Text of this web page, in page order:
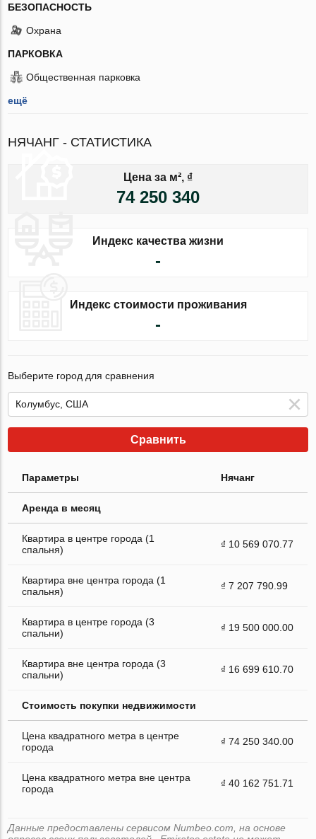
БЕЗОПАСНОСТЬ
Охрана
ПАРКОВКА
Общественная парковка
ещё
НЯЧАНГ - СТАТИСТИКА
Цена за м², ₫
74 250 340
Индекс качества жизни
-
Индекс стоимости проживания
-
Выберите город для сравнения
Сравнить
Параметры Нячанг
Аренда в месяц
Квартира в центре города (1
спальня)
₫ 10 569 070.77
Квартира вне центра города (1
спальня)
₫ 7 207 790.99
Квартира в центре города (3
спальни)
₫ 19 500 000.00
Квартира вне центра города (3
спальни)
₫ 16 699 610.70
Стоимость покупки недвижимости
Цена квадратного метра в центре
города
₫ 74 250 340.00
Цена квадратного метра вне центра
города
₫ 40 162 751.71
Данные предоставлены сервисом Numbeo.com, на основе